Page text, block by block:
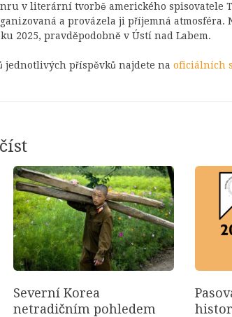
v literární tvorbě amerického spisovatele
a provázela ji příjemná atmosféra.
2025, pravděpodobně v Ústí nad Labem.
jednotlivých příspěvků najdete na oficiálních
Severní Korea
netradičním pohledem